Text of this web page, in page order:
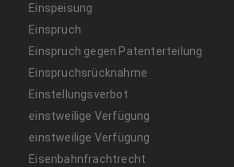
Einspeisung
Einspruch
Einspruch gegen Patenterteilung
Einspruchsrücknahme
Einstellungsverbot
einstweilige Verfügung
einstweilige Verfügung
Eisenbahnfrachtrecht